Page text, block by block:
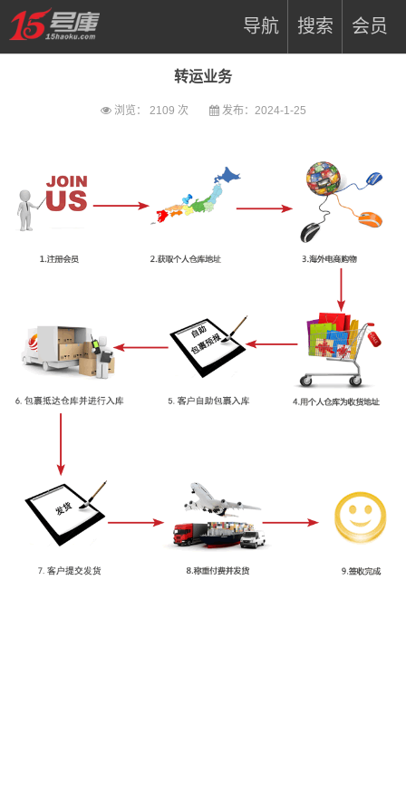
导航 搜索 会员
转运业务
浏览： 2109 次 发布：2024-1-25